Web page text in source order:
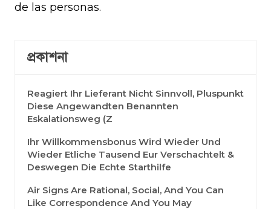
de las personas.
প্রকাশনা
Reagiert Ihr Lieferant Nicht Sinnvoll, Pluspunkt
Diese Angewandten Benannten
Eskalationsweg (z
Ihr Willkommensbonus Wird Wieder Und
Wieder Etliche Tausend Eur Verschachtelt &
Deswegen Die Echte Starthilfe
Air Signs Are Rational, Social, And You Can
Like Correspondence And You May